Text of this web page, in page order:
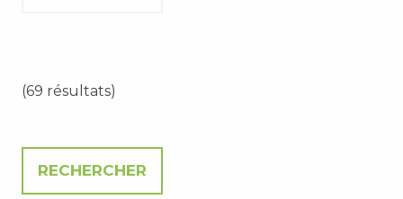
(69 résultats)